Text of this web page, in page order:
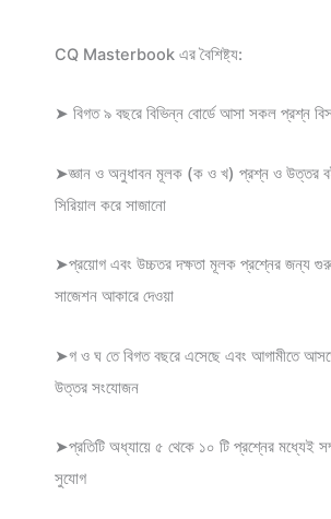
CQ Masterbook এর বৈশিষ্ট্য:
➤ বিগত ৯ বছরে বিভিন্ন বোর্ডে আসা সকল প্রশ্ন
➤জ্ঞান ও অনুধাবন মূলক (ক ও খ) প্রশ্ন ও উত্তর
সিরিয়াল করে সাজানো
➤প্রয়োগ এবং উচ্চতর দক্ষতা মূলক প্রশ্নের জন্য
সাজেশন আকারে দেওয়া
➤গ ও ঘ তে বিগত বছরে এসেছে এবং আগামীতে
উত্তর সংযোজন
➤প্রতিটি অধ্যায়ে ৫ থেকে ১০ টি প্রশ্নের মধ্যেই
সুযোগ